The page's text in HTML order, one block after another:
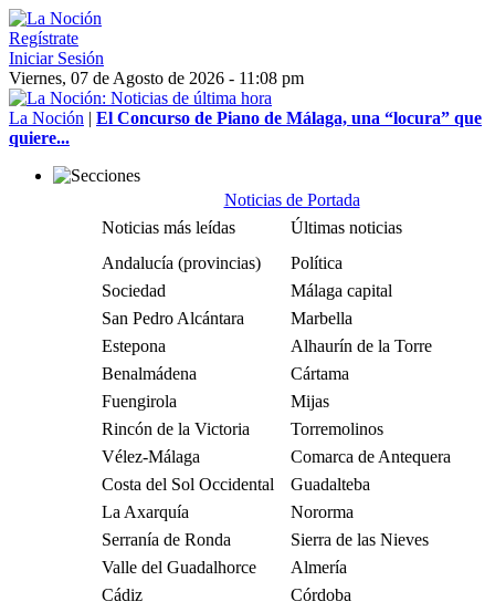
Regístrate
Iniciar Sesión
Viernes, 07 de Agosto de 2026 - 11:08 pm
La Noción | El Concurso de Piano de Málaga, una “locura” que
quiere...
Noticias de Portada
Noticias más leídas
Últimas noticias
Andalucía (provincias)
Política
Sociedad
Málaga capital
San Pedro Alcántara
Marbella
Estepona
Alhaurín de la Torre
Benalmádena
Cártama
Fuengirola
Mijas
Rincón de la Victoria
Torremolinos
Vélez-Málaga
Comarca de Antequera
Costa del Sol Occidental
Guadalteba
La Axarquía
Nororma
Serranía de Ronda
Sierra de las Nieves
Valle del Guadalhorce
Almería
Cádiz
Córdoba